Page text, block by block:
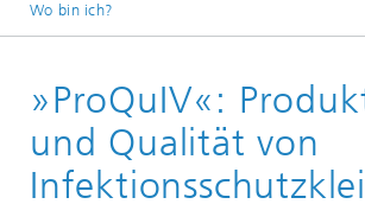
Wo bin ich?
Anwendungsfelder
Textilien
»ProQuIV«:
und Qualität von